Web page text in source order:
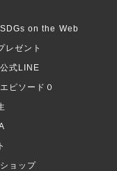
SDGs on the Web
レゼント
式LINE
ピソード０
ョップ